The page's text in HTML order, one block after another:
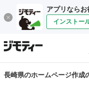
アプリならお
インストー
長崎県のホームページ作成